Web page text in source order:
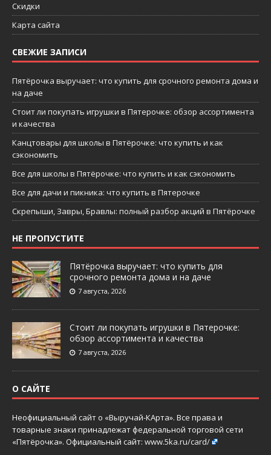
Скидки
Карта сайта
СВЕЖИЕ ЗАПИСИ
Пятёрочка выручает: что купить для срочного ремонта дома и
на даче
Стоит ли покупать игрушки в Пятерочке: обзор ассортимента
и качества
Канцтовары для школы в Пятёрочке: что купить и как
сэкономить
Все для школы в Пятёрочке: что купить и как сэкономить
Все для дачи и пикника: что купить в Пятерочке
Скрепыши, Завры, Бравлы: полный разбор акций в Пятёрочке
НЕ ПРОПУСТИТЕ
Пятёрочка выручает: что купить для
срочного ремонта дома и на даче
7 августа, 2026
Стоит ли покупать игрушки в Пятерочке:
обзор ассортимента и качества
7 августа, 2026
О САЙТЕ
Неофициальный сайт о «Выручай-КАрта». Все права и
товарные знаки принадлежат федеральной торговой сети
«Пятёрочка». Официальный сайт: www.5ka.ru/card/